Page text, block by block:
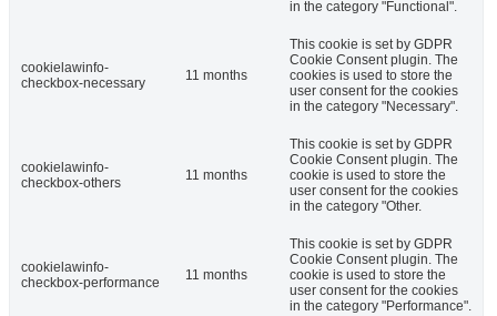
in the category "Functional".
cookielawinfo-
checkbox-necessary
11 months
This cookie is set by GDPR
Cookie Consent plugin. The
cookies is used to store the
user consent for the cookies
in the category "Necessary".
cookielawinfo-
checkbox-others
11 months
This cookie is set by GDPR
Cookie Consent plugin. The
cookie is used to store the
user consent for the cookies
in the category "Other.
cookielawinfo-
checkbox-performance
11 months
This cookie is set by GDPR
Cookie Consent plugin. The
cookie is used to store the
user consent for the cookies
in the category "Performance".